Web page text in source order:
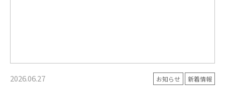
2026.06.27 お知らせ 新着情報